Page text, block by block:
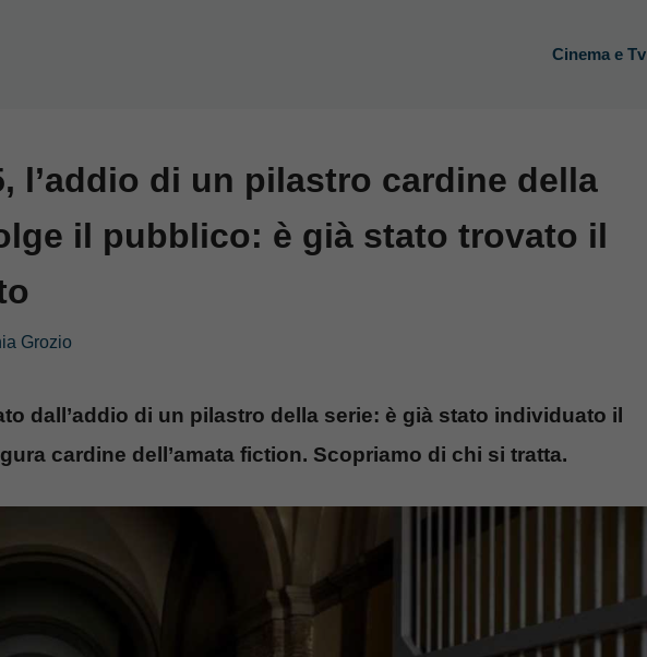
Cinema e Tv
l’addio di un pilastro cardine della
il pubblico: è già stato trovato il
Grozio
dall’addio di un pilastro della serie: è già stato individuato il
cardine dell’amata fiction. Scopriamo di chi si tratta.